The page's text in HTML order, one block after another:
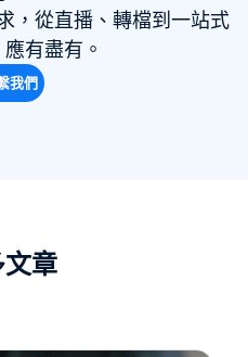
，從直播、轉檔到一站式
有盡有。
我們
章